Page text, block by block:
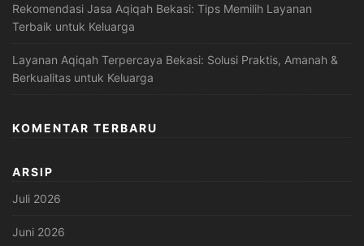
Rekomendasi Jasa Aqiqah Bekasi: Tips Memilih Layanan
Terbaik untuk Keluarga
Layanan Aqiqah Terpercaya Bekasi: Solusi Praktis, Amanah &
Berkualitas untuk Keluarga
KOMENTAR TERBARU
ARSIP
Juli 2026
Juni 2026